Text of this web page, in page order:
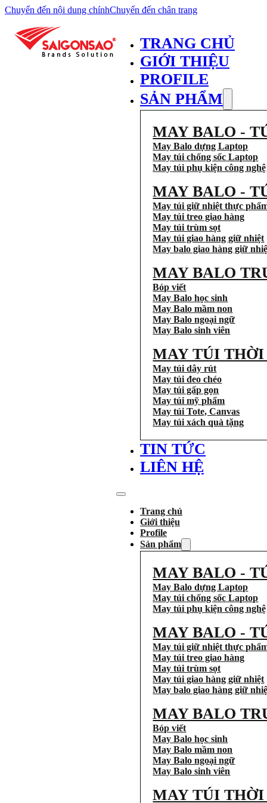
Chuyển đến nội dung chínhChuyển đến chân trang
TRANG CHỦ
GIỚI THIỆU
PROFILE
SẢN PHẨM
MAY BALO -
May Balo dựng Laptop
May túi chống sốc Laptop
May túi phụ kiện công nghệ
MAY BALO -
May túi giữ nhiệt thực
May túi treo giao hàng
May túi trùm sọt
May túi giao hàng giữ nhiệt
May balo giao hàng giữ
MAY BALO
Bóp viết
May Balo học sinh
May Balo mầm non
May Balo ngoại ngữ
May Balo sinh viên
MAY TÚI
May túi dây rút
May túi đeo chéo
May túi gấp gọn
May túi mỹ phẩm
May túi Tote, Canvas
May túi xách quà tặng
TIN TỨC
LIÊN HỆ
Trang chủ
Giới thiệu
Profile
Sản phẩm
MAY BALO -
May Balo dựng Laptop
May túi chống sốc Laptop
May túi phụ kiện công nghệ
MAY BALO -
May túi giữ nhiệt thực
May túi treo giao hàng
May túi trùm sọt
May túi giao hàng giữ nhiệt
May balo giao hàng giữ
MAY BALO
Bóp viết
May Balo học sinh
May Balo mầm non
May Balo ngoại ngữ
May Balo sinh viên
MAY TÚI